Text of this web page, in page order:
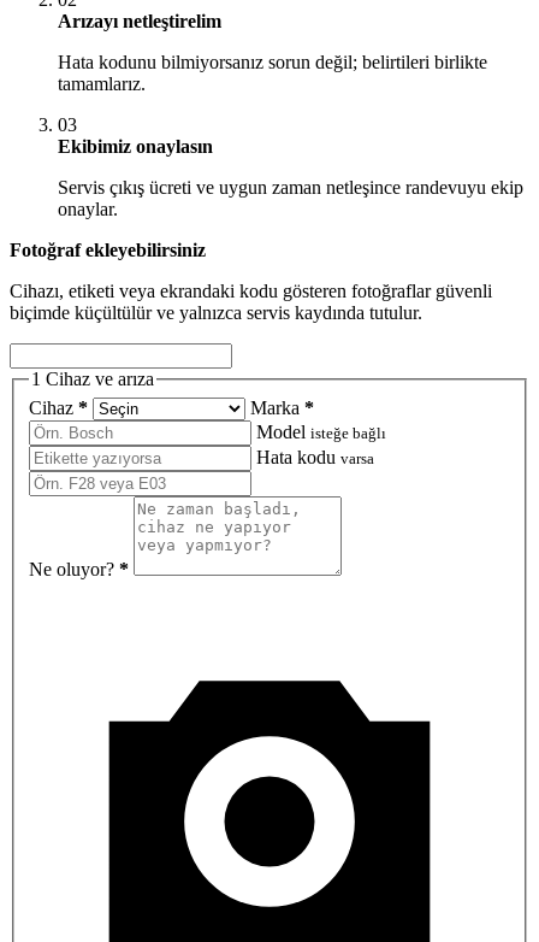
Arızayı netleştirelim
Hata kodunu bilmiyorsanız sorun değil; belirtileri birlikte
tamamlarız.
03
Ekibimiz onaylasın
Servis çıkış ücreti ve uygun zaman netleşince randevuyu ekip
onaylar.
Fotoğraf ekleyebilirsiniz
Cihazı, etiketi veya ekrandaki kodu gösteren fotoğraflar güvenli
biçimde küçültülür ve yalnızca servis kaydında tutulur.
1 Cihaz ve arıza
Cihaz * Marka *
Model isteğe bağlı
Hata kodu varsa
Ne oluyor? *